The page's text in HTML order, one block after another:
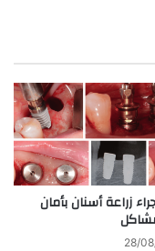
زراعة أسنان بأمان
28/